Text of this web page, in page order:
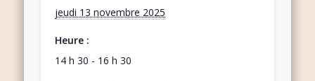
jeudi 13 novembre 2025
Heure :
14 h 30 - 16 h 30